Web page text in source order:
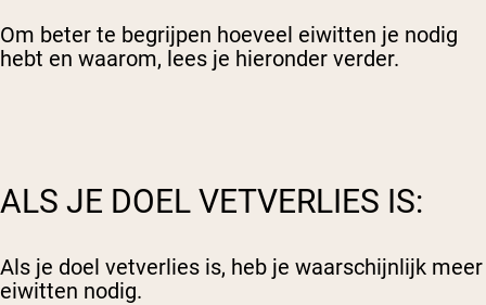
Om beter te begrijpen hoeveel eiwitten je nodig
hebt en waarom, lees je hieronder verder.
ALS JE DOEL VETVERLIES IS:
Als je doel vetverlies is, heb je waarschijnlijk meer
eiwitten nodig.